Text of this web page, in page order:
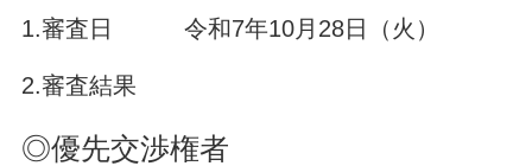
1.審査日 令和7年10月28日（火）
2.審査結果
◎優先交渉権者